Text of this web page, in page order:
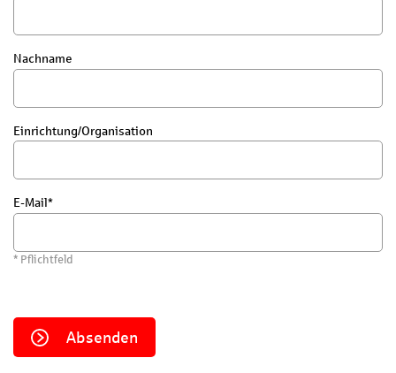
Nachname
Einrichtung/Organisation
E-Mail
* Pflichtfeld
Absenden